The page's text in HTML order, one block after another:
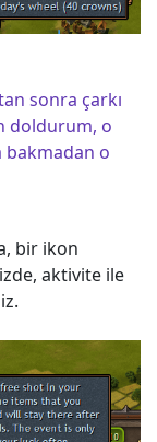
sonra çarkı
doldurum, o
bakmadan o
bir ikon
aktivite ile